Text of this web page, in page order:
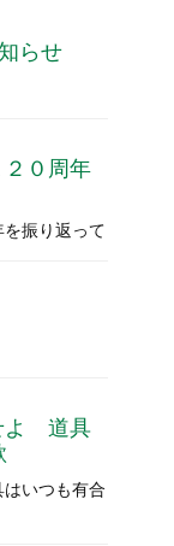
らせ
０周年
振り返って
よ 道具
いつも有合